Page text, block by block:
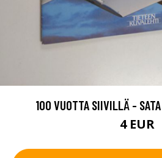
100 VUOTTA SIIVILLÄ -
4 EUR